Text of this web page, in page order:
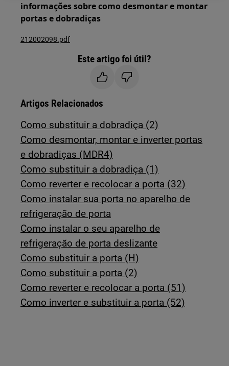
informações sobre como desmontar e montar
portas e dobradiças
212002098.pdf
Este artigo foi útil?
Artigos Relacionados
Como substituir a dobradiça (2)
Como desmontar, montar e inverter portas
e dobradiças (MDR4)
Como substituir a dobradiça (1)
Como reverter e recolocar a porta (32)
Como instalar sua porta no aparelho de
refrigeração de porta
Como instalar o seu aparelho de
refrigeração de porta deslizante
Como substituir a porta (H)
Como substituir a porta (2)
Como reverter e recolocar a porta (51)
Como inverter e substituir a porta (52)